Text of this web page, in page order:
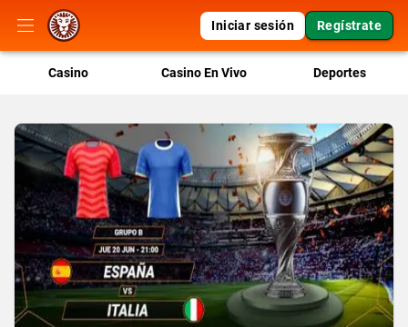
Iniciar sesión Regístrate
Casino Casino En Vivo Deportes